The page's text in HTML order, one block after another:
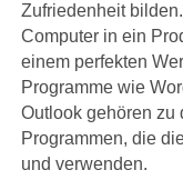
Zufriedenheit
Computer in ein
einem perfekten
Programme wie
Outlook gehören zu
Programmen, die
und verwenden.